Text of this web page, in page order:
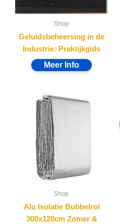
Shop
Geluidsbeheersing in de
Industrie: Praktijkgids
Shop
Alu Isolatie Bubbelrol
300x120cm Zomer &